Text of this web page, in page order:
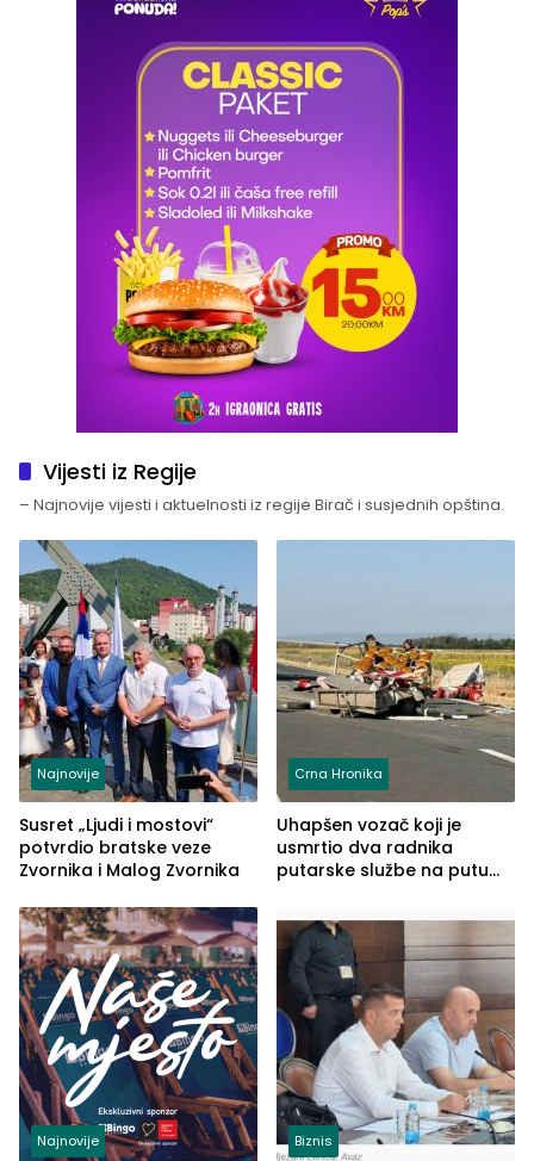
Vijesti iz Regije
– Najnovije vijesti i aktuelnosti iz regije Birač i susjednih opština.
Najnovije
Susret „Ljudi i mostovi“
potvrdio bratske veze
Zvornika i Malog Zvornika
Crna Hronika
Uhapšen vozač koji je
usmrtio dva radnika
putarske službe na putu
(FOTO)
Najnovije Biznis